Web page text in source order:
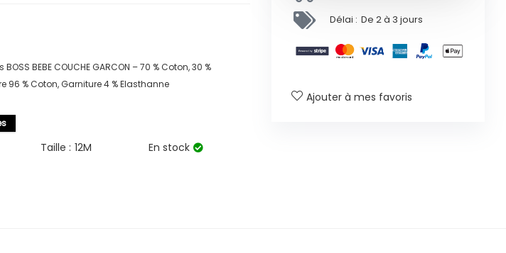
BEBE COUCHE GARCON – 70 % Coton, 30 %
96 % Coton, Garniture 4 % Elasthanne
Taille : 12M En stock
Délai : De 2 à 3 jours
Ajouter à mes favoris